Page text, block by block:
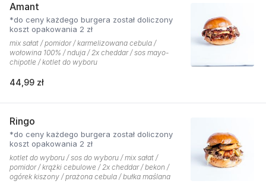
Amant
*do ceny każdego burgera został doliczony
koszt opakowania 2 zł
mix sałat / pomidor / karmelizowana cebula /
wołowina 100% / nduja / 2x cheddar / sos mayo-
chipotle / kotlet do wyboru
44,99 zł
Ringo
*do ceny każdego burgera został doliczony
koszt opakowania 2 zł
kotlet do wyboru / sos do wyboru / mix sałat /
pomidor / krążki cebulowe / 2x cheddar / bekon /
ogórek kiszony / prażona cebula / bułka maślana